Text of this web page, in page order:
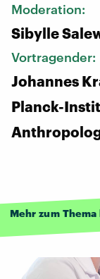
Moderation:
Sibylle
Vortragender:
Johannes
Planck-
Mehr zum